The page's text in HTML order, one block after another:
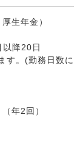
生年金）
以降20日
す。(勤務日数に
年2回）